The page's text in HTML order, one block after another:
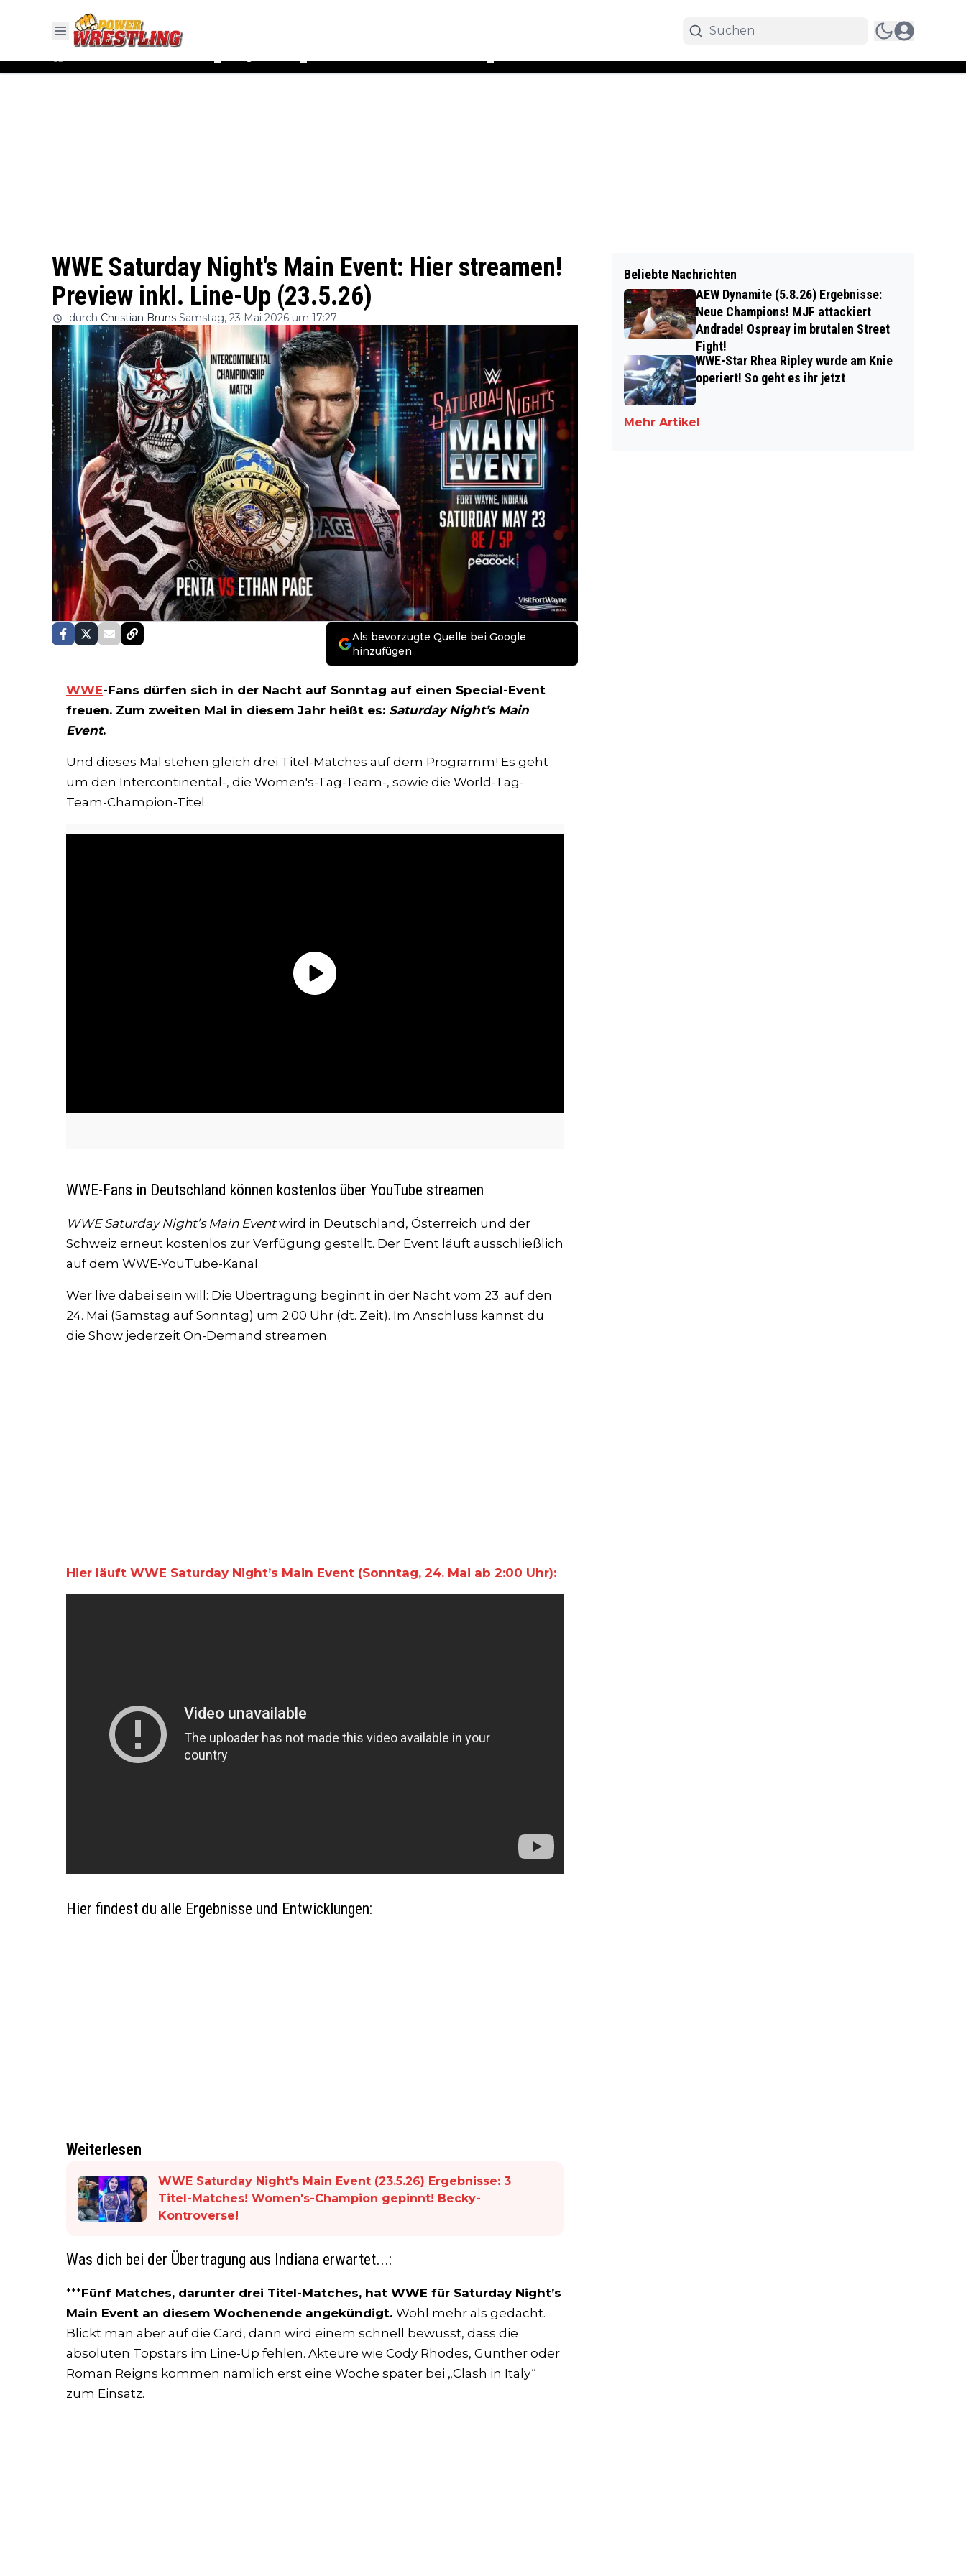
WWE Saturday Night's Main Event: Hier streamen!
Preview inkl. Line-Up (23.5.26)
durch Christian Bruns Samstag, 23 Mai 2026 um 17:27
Als bevorzugte Quelle bei Google
hinzufügen
WWE-Fans dürfen sich in der Nacht auf Sonntag auf einen Special-Event
freuen. Zum zweiten Mal in diesem Jahr heißt es: Saturday Night’s Main
Event.
Und dieses Mal stehen gleich drei Titel-Matches auf dem Programm! Es geht
um den Intercontinental-, die Women's-Tag-Team-, sowie die World-Tag-
Team-Champion-Titel.
WWE-Fans in Deutschland können kostenlos über YouTube streamen
WWE Saturday Night’s Main Eventwird in Deutschland, Österreich und der
Schweiz erneut kostenlos zur Verfügung gestellt. Der Event läuft ausschließlich
auf dem WWE-YouTube-Kanal.
Wer live dabei sein will: Die Übertragung beginnt in der Nacht vom 23. auf den
24. Mai (Samstag auf Sonntag) um 2:00 Uhr (dt. Zeit). Im Anschluss kannst du
die Show jederzeit On-Demand streamen.
Hier läuft WWE Saturday Night’s Main Event (Sonntag, 24. Mai ab 2:00 Uhr):
Hier findest du alle Ergebnisse und Entwicklungen:
Weiterlesen
WWE Saturday Night's Main Event (23.5.26) Ergebnisse: 3
Titel-Matches! Women's-Champion gepinnt! Becky-
Kontroverse!
Was dich bei der Übertragung aus Indiana erwartet...:
***Fünf Matches, darunter drei Titel-Matches, hat WWE für Saturday Night’s
Main Event an diesem Wochenende angekündigt. Wohl mehr als gedacht.
Blickt man aber auf die Card, dann wird einem schnell bewusst, dass die
absoluten Topstars im Line-Up fehlen. Akteure wie Cody Rhodes, Gunther oder
Roman Reigns kommen nämlich erst eine Woche später bei „Clash in Italy“
zum Einsatz.
Beliebte Nachrichten
AEW Dynamite (5.8.26) Ergebnisse:
Neue Champions! MJF attackiert
Andrade! Ospreay im brutalen Street
Fight!
WWE-Star Rhea Ripley wurde am Knie
operiert! So geht es ihr jetzt
Mehr Artikel